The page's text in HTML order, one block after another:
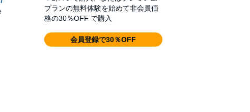
プランの無料体験を始めて非会員価
格の30％OFF で購入
会員登録で30％OFF